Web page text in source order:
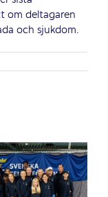
om deltagaren
och sjukdom.